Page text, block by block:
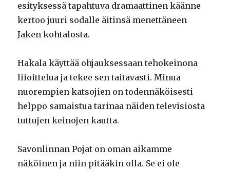
esityksessä tapahtuva dramaattinen käänne
kertoo juuri sodalle äitinsä menettäneen
Jaken kohtalosta.
Hakala käyttää ohjauksessaan tehokeinona
liioittelua ja tekee sen taitavasti. Minua
nuorempien katsojien on todennäköisesti
helppo samaistua tarinaa näiden televisiosta
tuttujen keinojen kautta.
Savonlinnan Pojat on oman aikamme
näköinen ja niin pitääkin olla. Se ei ole